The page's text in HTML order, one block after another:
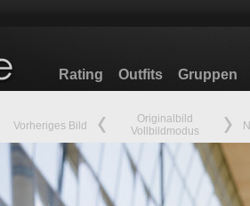
Rating Outfits Gruppen
Vorheriges Bild
Originalbild
Vollbildmodus